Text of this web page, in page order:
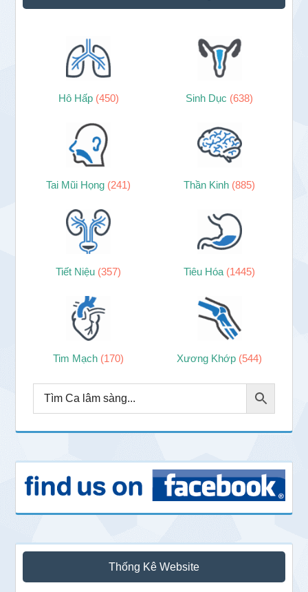
Hô Hấp (450) Sinh Dục (638)
Tai Mũi Họng (241) Thần Kinh (885)
Tiết Niệu (357) Tiêu Hóa (1445)
Tim Mạch (170) Xương Khớp (544)
Thống Kê Website